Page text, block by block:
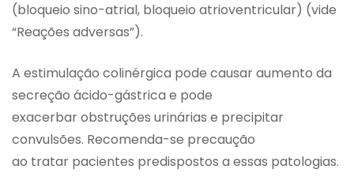
(bloqueio sino-atrial, bloqueio atrioventricular) (vide
“Reações adversas”).
A estimulação colinérgica pode causar aumento da
secreção ácido-gástrica e pode
exacerbar obstruções urinárias e precipitar
convulsões. Recomenda-se precaução
ao tratar pacientes predispostos a essas patologias.